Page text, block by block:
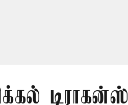
டிராகன்ஸ்